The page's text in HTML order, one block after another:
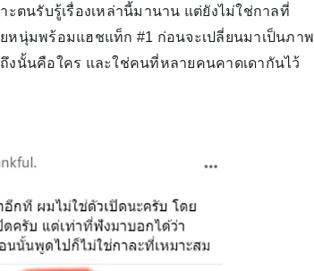
าะตนรับรู้เรื่องเหล่านี้มานาน แต่ยังไม่ใช่กาลที่
หนุ่มพร้อมแฮชแท็ก #1 ก่อนจะเปลี่ยนมาเป็นภาพ
นั้นคือใคร และใช่คนที่หลายคนคาดเดากันไว้